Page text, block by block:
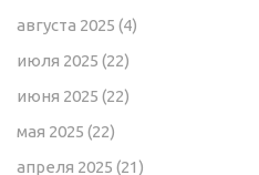
августа 2025 (4)
июля 2025 (22)
июня 2025 (22)
мая 2025 (22)
апреля 2025 (21)